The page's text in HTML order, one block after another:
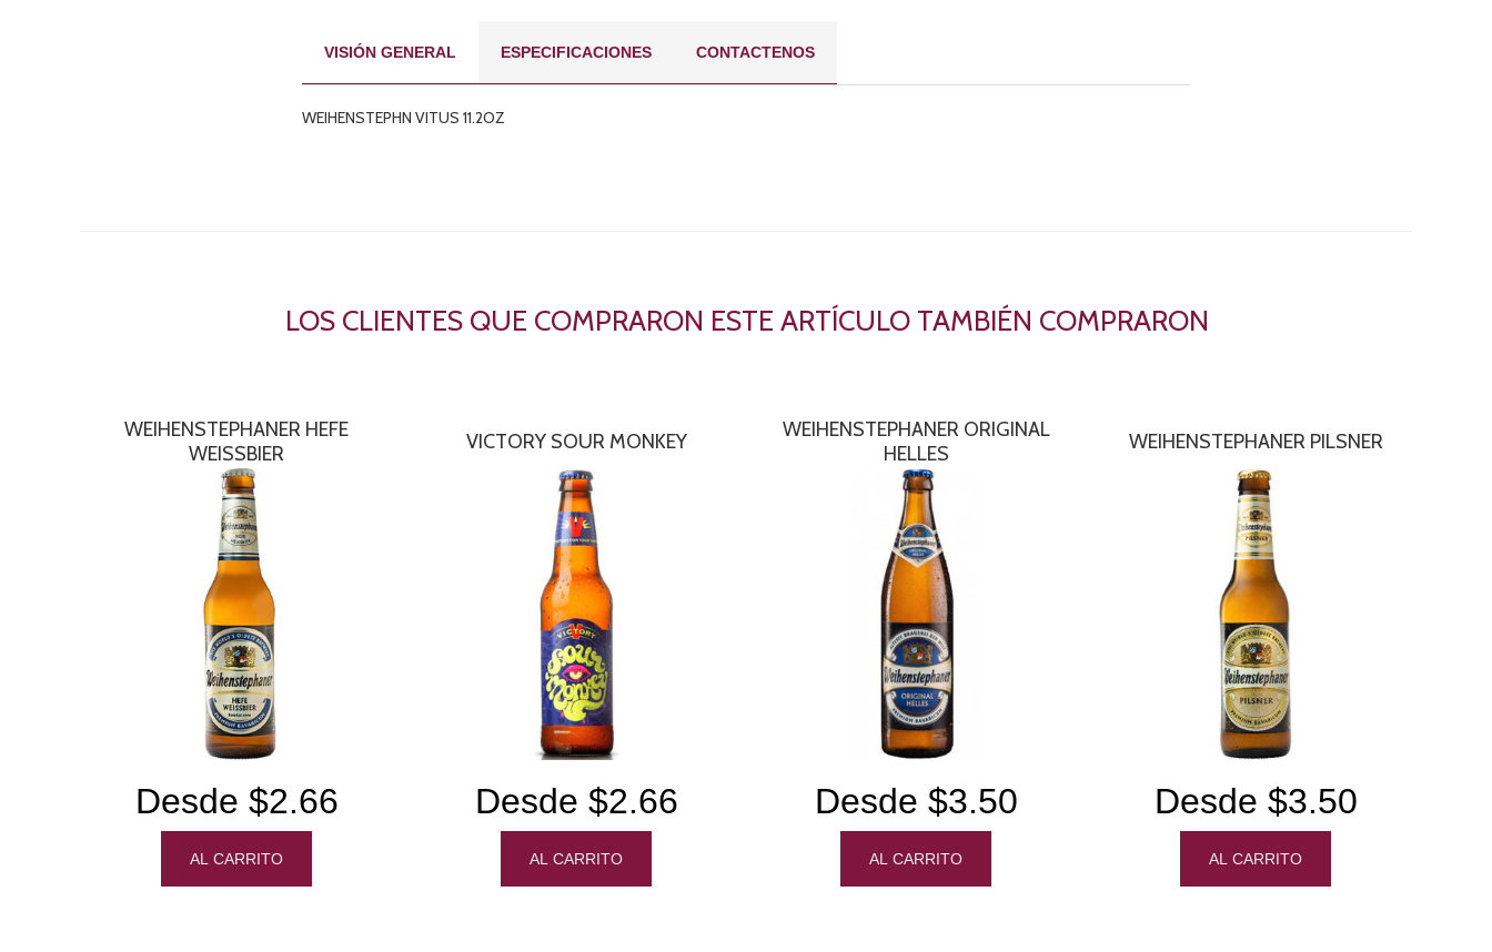
VISIÓN GENERAL ESPECIFICACIONES CONTACTENOS
WEIHENSTEPHN VITUS 11.2OZ
LOS CLIENTES QUE COMPRARON ESTE ARTÍCULO TAMBIÉN COMPRARON
WEIHENSTEPHANER HEFE
WEISSBIER
Desde $2.66
VICTORY SOUR MONKEY
Desde $2.66
WEIHENSTEPHANER ORIGINAL
HELLES
Desde $3.50
WEIHENSTEPHANER PILSNER
Desde $3.50